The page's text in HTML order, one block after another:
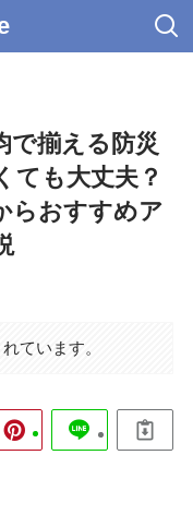
で揃える防災
ても大丈夫？
らおすすめア
ています。